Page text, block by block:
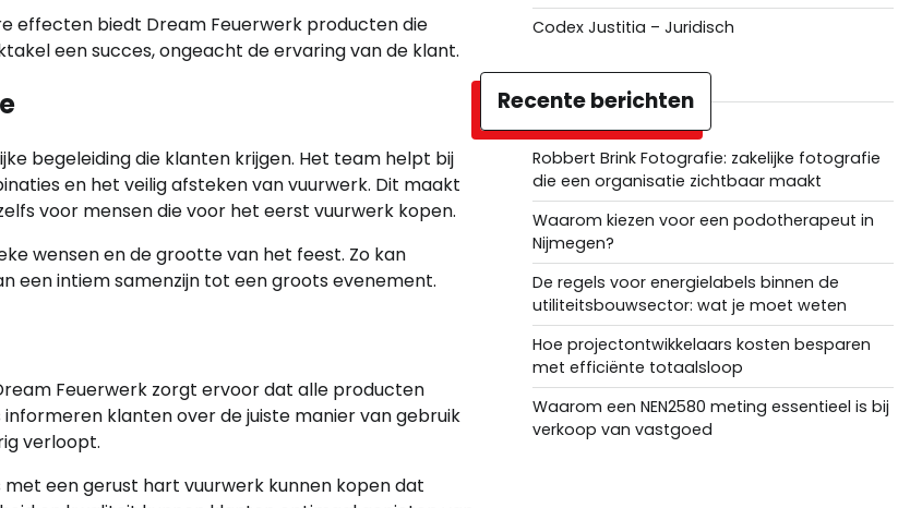
effecten biedt Dream Feuerwerk producten die
een succes, ongeacht de ervaring van de klant.
begeleiding die klanten krijgen. Het team helpt bij
en het veilig afsteken van vuurwerk. Dit maakt
voor mensen die voor het eerst vuurwerk kopen.
wensen en de grootte van het feest. Zo kan
een intiem samenzijn tot een groots evenement.
Feuerwerk zorgt ervoor dat alle producten
klanten over de juiste manier van gebruik
verloopt.
een gerust hart vuurwerk kunnen kopen dat
Codex Justitia – Juridisch
Recente berichten
Robbert Brink Fotografie: zakelijke fotografie
die een organisatie zichtbaar maakt
Waarom kiezen voor een podotherapeut in
Nijmegen?
De regels voor energielabels binnen de
utiliteitsbouwsector: wat je moet weten
Hoe projectontwikkelaars kosten besparen
met efficiënte totaalsloop
Waarom een NEN2580 meting essentieel is bij
verkoop van vastgoed